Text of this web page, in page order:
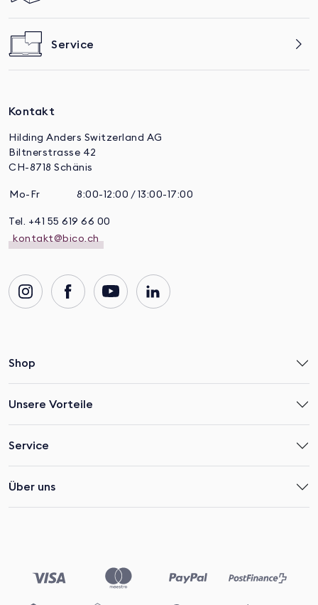
Service
Kontakt
Hilding Anders Switzerland AG
Biltnerstrasse 42
CH-8718 Schänis
Mo-Fr 8:00-12:00 / 13:00-17:00
Tel. +41 55 619 66 00
kontakt@bico.ch
Shop
Unsere Vorteile
Service
Über uns